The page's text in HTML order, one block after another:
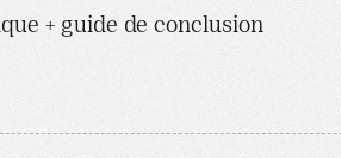
+ guide de conclusion